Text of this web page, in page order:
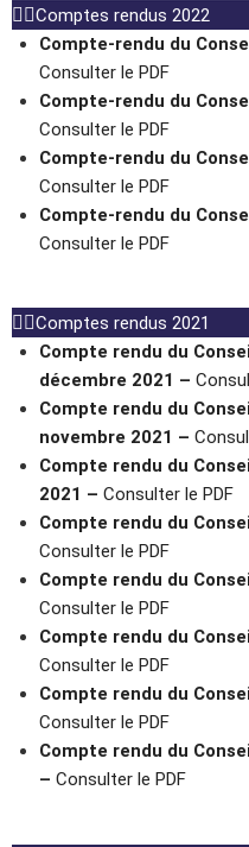
Comptes rendus 2022
Compte-rendu du
Consulter le PDF
Compte-rendu du
Consulter le PDF
Compte-rendu du
Consulter le PDF
Compte-rendu du
Consulter le PDF
Comptes rendus 2021
Compte rendu du
décembre 2021 –
Compte rendu du
novembre 2021 –
Compte rendu du
2021 – Consulter le PDF
Compte rendu du
Consulter le PDF
Compte rendu du
Consulter le PDF
Compte rendu du
Consulter le PDF
Compte rendu du
Consulter le PDF
Compte rendu du
– Consulter le PDF